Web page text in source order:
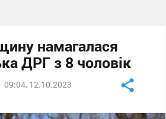
намагалася
ДРГ з 8 чоловік
09:04, 12.10.2023